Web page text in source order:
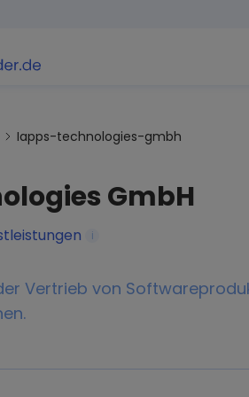
Iapps-technologies-gmbh
GmbH
i
Vertrieb von